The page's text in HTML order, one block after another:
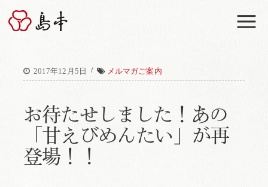
2017年12月5日 / メルマガご案内
お待たせしました！あの
「甘えびめんたい」が再
登場！！